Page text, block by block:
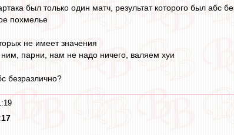
был только один матч, результат которого был абс
похмелье
не имеет значения
парни, нам не надо ничего, валяем хуи
безразлично?